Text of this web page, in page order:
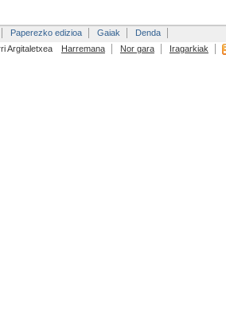
Paperezko edizioa Gaiak
Denda
Argitaletxea
Harremana Nor gara Iragarkiak